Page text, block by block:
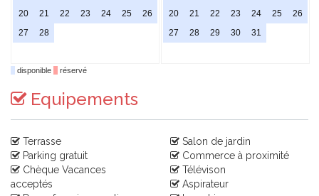
20
21 22 23 24 25
26
27
28
20
21 22 23 24 25
26
27
28 29 30 31
disponible réservé
Equipements
Terrasse
Salon de jardin
Parking gratuit
Commerce à proximité
Chèque Vacances
acceptés
Télévison
Aspirateur